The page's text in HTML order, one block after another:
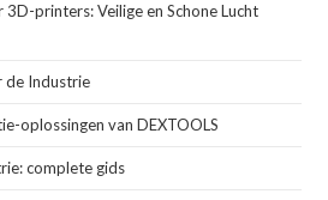
printers: Veilige en Schone Lucht
de Industrie
oplossingen van DEXTOOLS
complete gids